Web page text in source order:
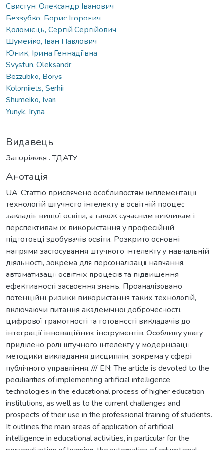
Свистун, Олександр Іванович
Беззубко, Борис Ігорович
Коломієць, Сергій Сергійович
Шумейко, Іван Павлович
Юник, Ірина Геннадіївна
Svystun, Oleksandr
Bezzubko, Borys
Kolomiiets, Serhii
Shumeiko, Ivan
Yunyk, Iryna
Видавець
Запоріжжя : ТДАТУ
Анотація
UA: Статтю присвячено особливостям імплементації
технологій штучного інтелекту в освітній процес
закладів вищої освіти, а також сучасним викликам і
перспективам їх використання у професійній
підготовці здобувачів освіти. Розкрито основні
напрями застосування штучного інтелекту у навчальній
діяльності, зокрема для персоналізації навчання,
автоматизації освітніх процесів та підвищення
ефективності засвоєння знань. Проаналізовано
потенційні ризики використання таких технологій,
включаючи питання академічної доброчесності,
цифрової грамотності та готовності викладачів до
інтеграції інноваційних інструментів. Особливу увагу
приділено ролі штучного інтелекту у модернізації
методики викладання дисциплін, зокрема у сфері
публічного управління. /// EN: The article is devoted to the
peculiarities of implementing artificial intelligence
technologies in the educational process of higher education
institutions, as well as to the current challenges and
prospects of their use in the professional training of students.
It outlines the main areas of application of artificial
intelligence in educational activities, in particular for the